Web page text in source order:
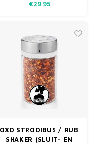
BARBECUE HANDSCHOENEN
OUTDOOR COOKING
HANDSCHOENEN.
€29,95
OXO STROOIBUS / RUB
SHAKER (SLUIT- EN